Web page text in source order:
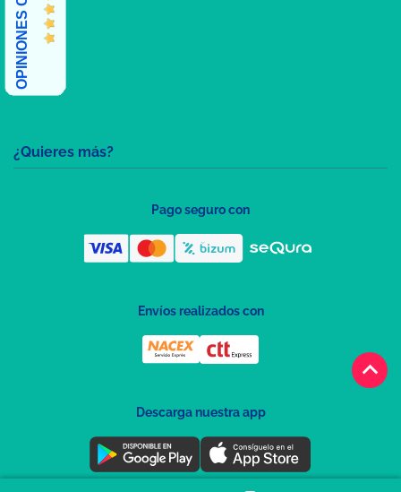
keyboard_arrow_up
¿Quieres más?
Pago seguro con
Envíos realizados con
Descarga nuestra app